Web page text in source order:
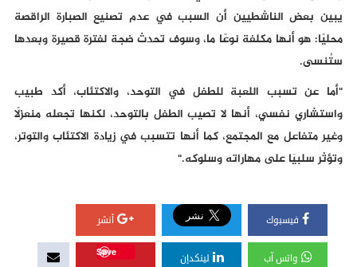
يبين بعض الناشطيين أن السبب في عدم تصنيع الصبارة الراقصة
محليًا: هو أنها مكلفة نوعًا ما، وسوف تحدث ضجة لفترة قصيرة وبعدها
ستُنسى.
"أما عن تسبب اللعبة للطفل في التوحد، والاكتئاب، أكد طبيب
واستشاري نفسي، أنها لا تصيب الطفل بالتوحد، لكنها تجعله منعزلًا
وغير متفاعل مع المجتمع، كما أنها تتسبب في زيادة الاكتئاب والتوتر،
وتؤثر سلبيَا على مهاراته وسلوكه."
فيسبوك أنشر
واتس آب لينكدإن
Save